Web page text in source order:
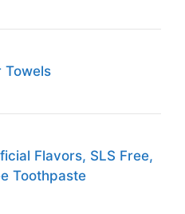
Towels
Flavors, SLS Free,
Toothpaste